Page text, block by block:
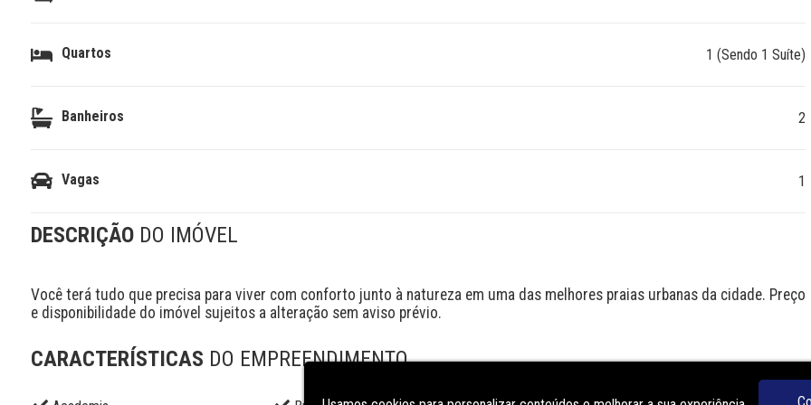
Quartos 1 (Sendo 1 Suíte)
Banheiros 2
Vagas 1
DESCRIÇÃO DO IMÓVEL
Você terá tudo que precisa para viver com conforto junto à natureza em uma das melhores praias urbanas da cidade. Preço
e disponibilidade do imóvel sujeitos a alteração sem aviso prévio.
CARACTERÍSTICAS DO EMPREENDIMENTO